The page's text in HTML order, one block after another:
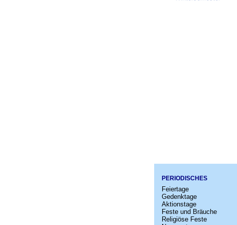
PERIODISCHES
Feiertage
Gedenktage
Aktionstage
Feste und Bräuche
Religiöse Feste